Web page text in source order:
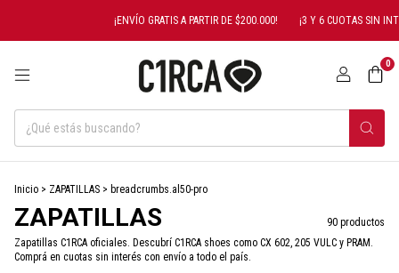
¡ENVÍO GRATIS A PARTIR DE $200.000! ¡3 Y 6 CUOTAS SIN INTERÉS* CON
0
Inicio > ZAPATILLAS > breadcrumbs.al50-pro
ZAPATILLAS
90 productos
Zapatillas C1RCA oficiales. Descubrí C1RCA shoes como CX 602, 205 VULC y PRAM.
Comprá en cuotas sin interés con envío a todo el país.